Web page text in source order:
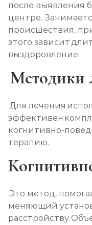
после выявления
центре.
происшествия,
этого зависит
выздоровление.
Методики
Для лечения
эффективен
когнитивно-
терапию.
Это метод,
меняющий
расстройству.